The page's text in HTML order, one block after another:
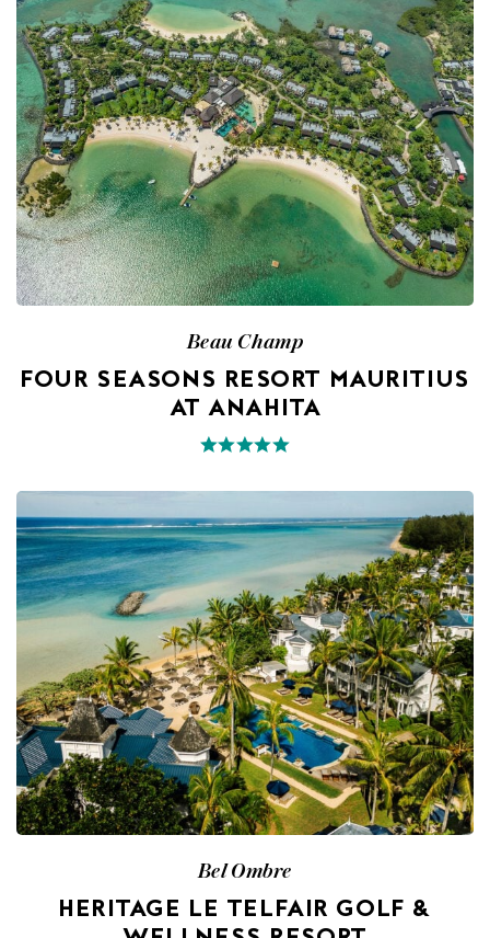
Beau Champ
FOUR SEASONS RESORT MAURITIUS
AT ANAHITA
Bel Ombre
HERITAGE LE TELFAIR GOLF &